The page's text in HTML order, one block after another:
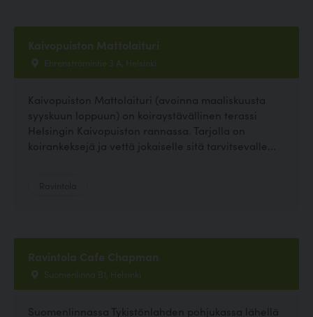
Kaivopuiston Mattolaituri
Ehrenströmintie 3 A, Helsinki
Kaivopuiston Mattolaituri (avoinna maaliskuusta
syyskuun loppuun) on koiraystävällinen terassi
Helsingin Kaivopuiston rannassa. Tarjolla on
koirankeksejä ja vettä jokaiselle sitä tarvitsevalle...
Ravintola Cafe Chapman
Suomenlinna B1, Helsinki
Suomenlinnassa Tykistönlahden pohjukassa lähellä